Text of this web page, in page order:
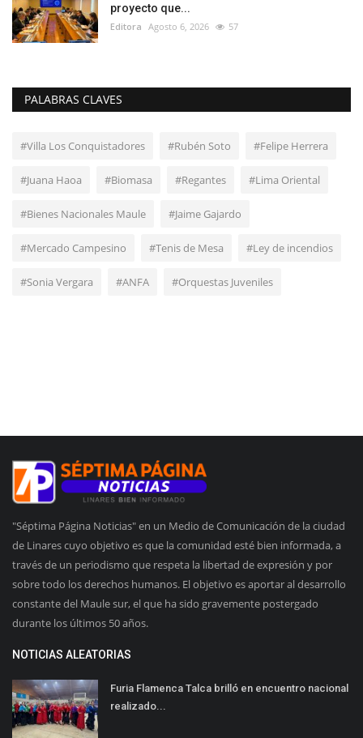
proyecto que...
Editora Agosto 6, 2026 57
PALABRAS CLAVES
#Villa Los Conquistadores #Rubén Soto #Felipe Herrera
#Juana Haoa #Biomasa #Regantes #Lima Oriental
#Bienes Nacionales Maule #Jaime Gajardo
#Mercado Campesino #Tenis de Mesa #Ley de incendios
#Sonia Vergara #ANFA #Orquestas Juveniles
"Séptima Página Noticias" en un Medio de Comunicación de la ciudad
de Linares cuyo objetivo es que la comunidad esté bien informada, a
través de un periodismo que respeta la libertad de expresión y por
sobre todo los derechos humanos. El objetivo es aportar al desarrollo
constante del Maule sur, el que ha sido gravemente postergado
durante los últimos 50 años.
NOTICIAS ALEATORIAS
Furia Flamenca Talca brilló en encuentro nacional
realizado...